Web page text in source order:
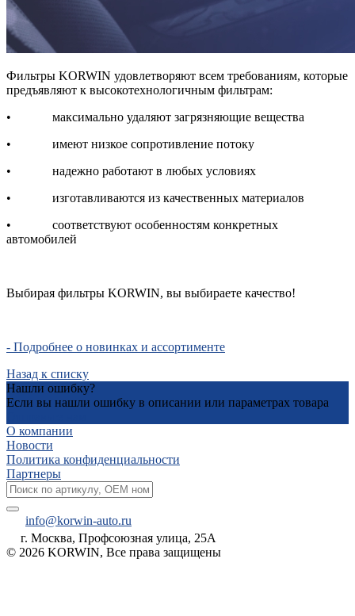
Фильтры KORWIN удовлетворяют всем требованиям, которые
предъявляют к высокотехнологичным фильтрам:
• максимально удаляют загрязняющие вещества
• имеют низкое сопротивление потоку
• надежно работают в любых условиях
• изготавливаются из качественных материалов
• соответствуют особенностям конкретных
автомобилей
Выбирая фильтры KORWIN, вы выбираете качество!
- Подробнее о новинках и ассортименте
Назад к списку
Нашли ошибку?
Если вы нашли ошибку в описании или параметрах товара
О компании
Новости
Политика конфиденциальности
Партнеры
info@korwin-auto.ru
г. Москва, Профсоюзная улица, 25А
© 2026 KORWIN, Все права защищены